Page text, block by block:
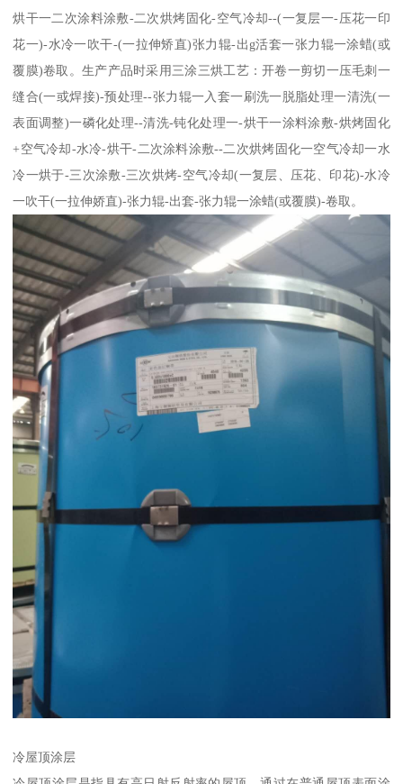
烘干一二次涂料涂敷-二次烘烤固化-空气冷却--(一复层一-压花一印
花一)-水冷一吹干-(一拉伸矫直)张力辊-出g活套一张力辊一涂蜡(或
覆膜)卷取。生产产品时采用三涂三烘工艺：开卷一剪切一压毛刺一
缝合(一或焊接)-预处理--张力辊一入套一刷洗一脱脂处理一清洗(一
表面调整)一磷化处理--清洗-钝化处理一-烘干一涂料涂敷-烘烤固化
+空气冷却-水冷-烘干-二次涂料涂敷--二次烘烤固化一空气冷却一水
冷一烘于-三次涂敷-三次烘烤-空气冷却(一复层、压花、印花)-水冷
一吹干(一拉伸娇直)-张力辊-出套-张力辊一涂蜡(或覆膜)-卷取。
冷屋顶涂层